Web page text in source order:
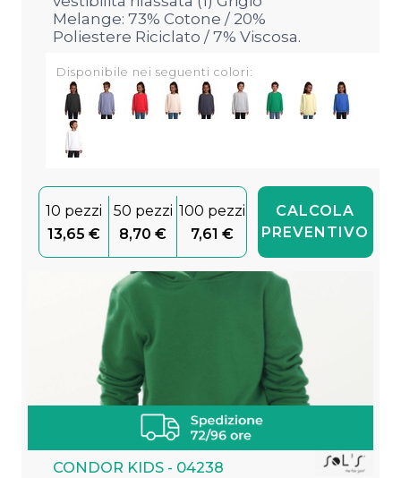
Melange: 73% Cotone / 20%
Poliestere Riciclato / 7% Viscosa.
Disponibile nei seguenti colori:
10 pezzi
13,65 €
50 pezzi
8,70 €
100 pezzi
7,61 €
CALCOLA
PREVENTIVO
CONDOR KIDS - 04238